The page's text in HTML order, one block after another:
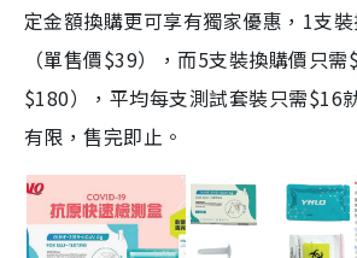
定金額換購更可享有獨家優惠，1支
（單售價$39），而5支裝換購價只
$180），平均每支測試套裝只需$16
有限，售完即止。